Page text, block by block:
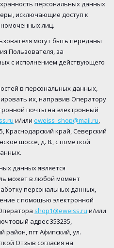
персональных данных
исключающие доступ к
лиц.
могут быть переданы
Пользователя, за
с исполнением действующего
в персональных данных,
их, направив Оператору
почты на электронный
и/или eweiss_shop@mail.ru,
Краснодарский край, Северский
шоссе, д. 8., с пометкой
данных является
может в любой момент
персональных данных,
с помощью электронной
shop1@eweiss.ru и/или
адрес 353235,
район, пгт Афипский, ул.
Отзыв согласия на